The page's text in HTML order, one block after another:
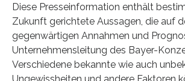
Diese Presseinformation enthält
Zukunft gerichtete Aussagen, die auf
gegenwärtigen Annahmen und
Unternehmensleitung des Bayer-
Verschiedene bekannte wie auch
Ungewissheiten und andere Faktoren